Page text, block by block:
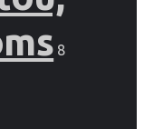
8